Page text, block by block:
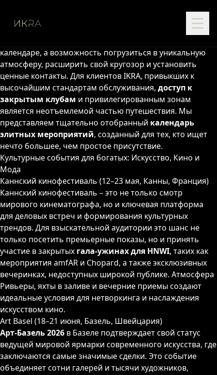
2026 год обещает стать знаменательным для ценителей
подлинного эксклюзива и роскоши.
Эксклюзивные
календаре, а возможность погрузиться в уникальную
атмосферу, расширить свой кругозор и установить
ценные контакты. Для клиентов IKRA, привыкших к
высочайшим стандартам обслуживания, доступ к
закрытым клубам и привилегированным зонам
является неотъемлемой частью путешествия. Мы
представляем тщательно отобранный календарь
элитных мероприятий, созданный для тех, кто ищет
нечто большее, чем простое присутствие.
Культурные события для богатых: Искусство, Кино и
Мода
Каннский кинофестиваль (12–23 мая, Канны, Франция)
Каннский кинофестиваль – это не только смотр
мирового кинематографа, но и ключевая платформа
для деловых встреч и формирования культурных
трендов. Для взыскательной аудитории это шанс не
только посетить премьерные показы, но и принять
участие в закрытых гала-ужинах для HNWI, таких как
мероприятия amfAR и Chopard, а также эксклюзивных
вечеринках, недоступных широкой публике. Атмосфера
Ривьеры, яхты в заливе и вечерние приемы создают
идеальные условия для нетворкинга и наслаждения
искусством кино.
Art Basel (18–21 июня, Базель, Швейцария)
Арт-Базель 2026 в Базеле подтверждает свой статус
ведущей мировой ярмарки современного искусства, где
заключаются самые значимые сделки. Это событие
объединяет сотни галерей и тысячи художников,